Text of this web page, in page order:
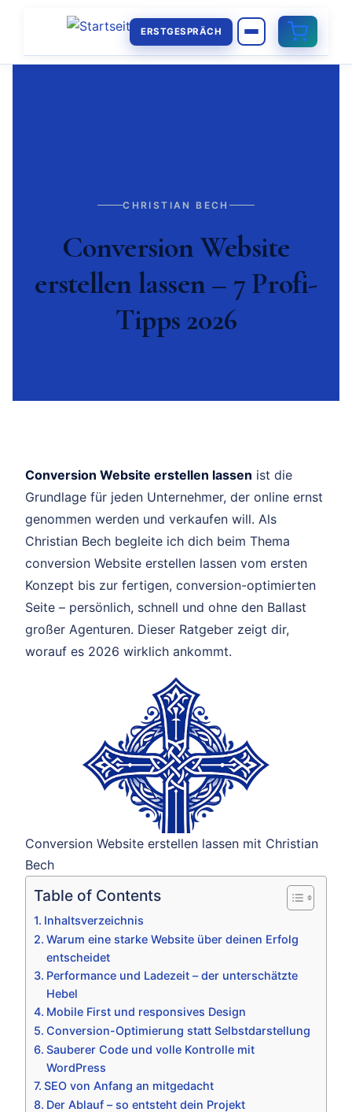
ERSTGESPRÄCH
CHRISTIAN BECH
Conversion Website
erstellen lassen – 7 Profi-
Tipps 2026
Conversion Website erstellen lassen ist die
Grundlage für jeden Unternehmer, der online ernst
genommen werden und verkaufen will. Als
Christian Bech begleite ich dich beim Thema
conversion Website erstellen lassen vom ersten
Konzept bis zur fertigen, conversion-optimierten
Seite – persönlich, schnell und ohne den Ballast
großer Agenturen. Dieser Ratgeber zeigt dir,
worauf es 2026 wirklich ankommt.
Conversion Website erstellen lassen mit Christian
Bech
Table of Contents
Inhaltsverzeichnis
Warum eine starke Website über deinen Erfolg
entscheidet
Performance und Ladezeit – der unterschätzte
Hebel
Mobile First und responsives Design
Conversion-Optimierung statt Selbstdarstellung
Sauberer Code und volle Kontrolle mit
WordPress
SEO von Anfang an mitgedacht
Der Ablauf – so entsteht dein Projekt